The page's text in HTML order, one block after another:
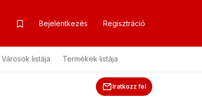
Bejelentkezés Regisztráció
Városok listája Termékek listája
Iratkozz fel